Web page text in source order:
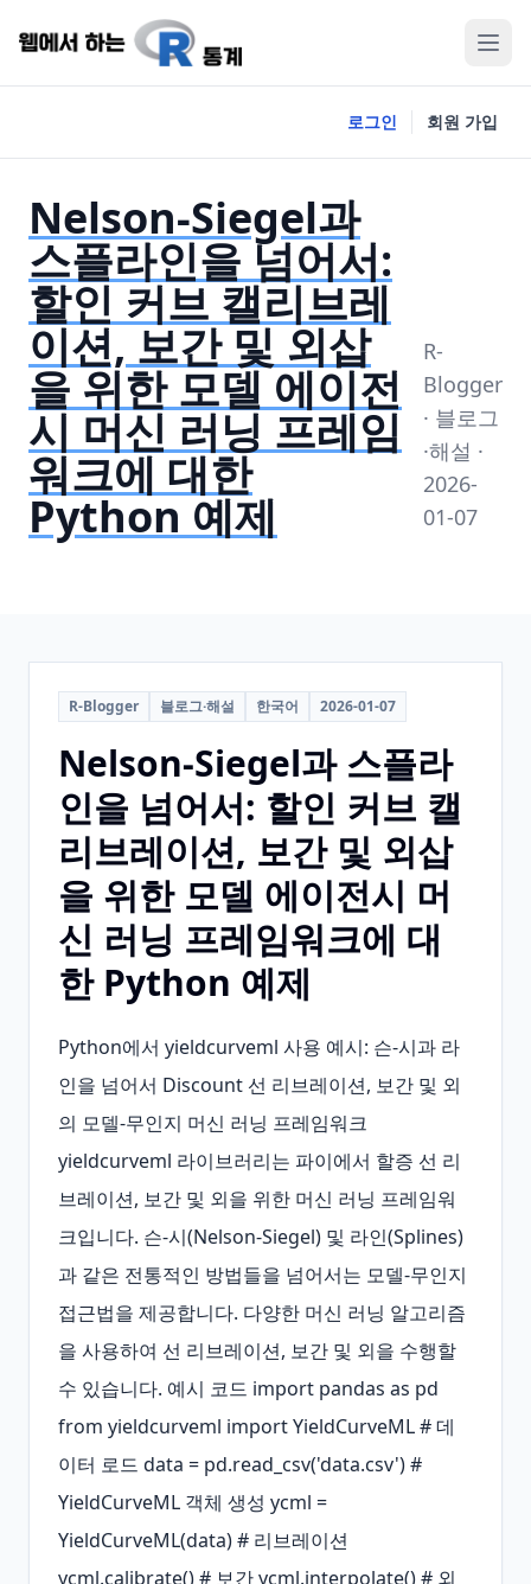
로그인 회원 가입
Nelson-Siegel과
스플라인을 넘어서:
할인 커브 캘리브레
이션, 보간 및 외삽
을 위한 모델 에이전
시 머신 러닝 프레임
워크에 대한
Python 예제
R-
Blogger
· 블로그
·해설 ·
2026-
01-07
R-Blogger 블로그·해설 한국어 2026-01-07
Nelson-Siegel과 스플라
인을 넘어서: 할인 커브 캘
리브레이션, 보간 및 외삽
을 위한 모델 에이전시 머
신 러닝 프레임워크에 대
한 Python 예제
Python에서 yieldcurveml 사용 예시: 슨-시과 라
인을 넘어서 Discount 선 리브레이션, 보간 및 외
의 모델-무인지 머신 러닝 프레임워크
yieldcurveml 라이브러리는 파이에서 할증 선 리
브레이션, 보간 및 외을 위한 머신 러닝 프레임워
크입니다. 슨-시(Nelson-Siegel) 및 라인(Splines)
과 같은 전통적인 방법들을 넘어서는 모델-무인지
접근법을 제공합니다. 다양한 머신 러닝 알고리즘
을 사용하여 선 리브레이션, 보간 및 외을 수행할
수 있습니다. 예시 코드 import pandas as pd
from yieldcurveml import YieldCurveML # 데
이터 로드 data = pd.read_csv('data.csv') #
YieldCurveML 객체 생성 ycml =
YieldCurveML(data) # 리브레이션
ycml.calibrate() # 보간 ycml.interpolate() # 외